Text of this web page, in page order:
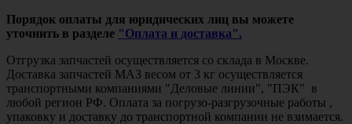
Порядок оплаты для юридических лиц вы можете
уточнить в разделе "Оплата и доставка".
Отгрузка запчастей осуществляется со склада в Москве.
Доставка запчастей МАЗ весом от 3 кг осуществляется
транспортными компаниями "Деловые линии", "ПЭК" в
любой регион РФ. Оплата за погрузо-разгрузочные работы ,
упаковку и доставку до транспортной компании не взимается.